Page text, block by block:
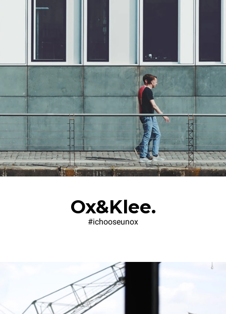
Ox&Klee.
#ichooseunox